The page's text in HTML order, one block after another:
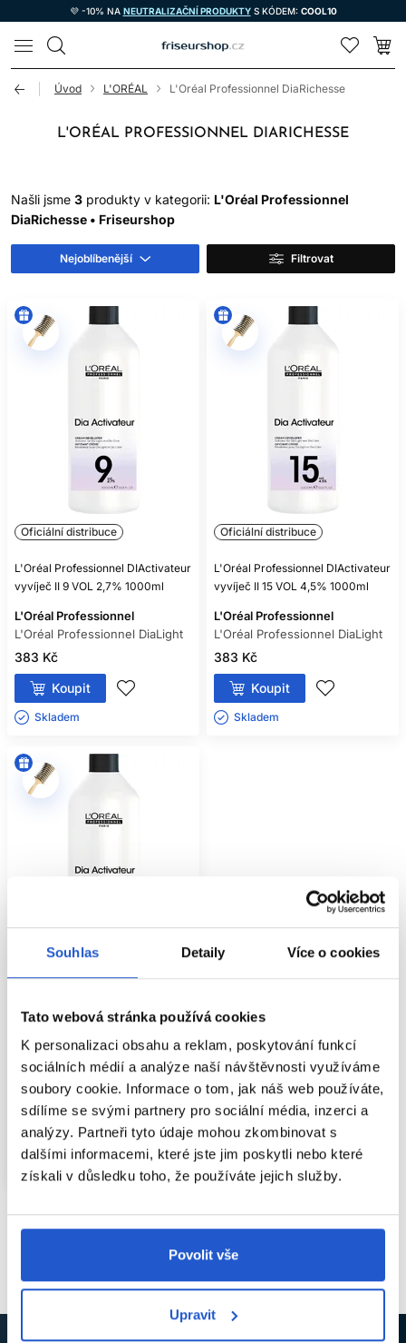
Souhlas Detaily Více o cookies
Tato webová stránka používá cookies
K personalizaci obsahu a reklam, poskytování funkcí
sociálních médií a analýze naší návštěvnosti využíváme
soubory cookie. Informace o tom, jak náš web používáte,
sdílíme se svými partnery pro sociální média, inzerci a
analýzy. Partneři tyto údaje mohou zkombinovat s
dalšími informacemi, které jste jim poskytli nebo které
získali v důsledku toho, že používáte jejich služby.
Povolit vše
Upravit
💜 -10% NA NEUTRALIZAČNÍ PRODUKTYS KÓDEM: COOL10
LOMAX
Úvod L'ORÉAL L'Oréal Professionnel DiaRichesse
L'ORÉAL PROFESSIONNEL DIARICHESSE
Našli jsme 3 produkty v kategorii: L'Oréal Professionnel
DiaRichesse • Friseurshop
Nejoblíbenější Filtrovat
Oficiální distribuce
L'Oréal Professionnel DIActivateur
vyvíječ II 9 VOL 2,7% 1000ml
L'Oréal Professionnel
L'Oréal Professionnel DiaLight
383 Kč
Koupit
Skladem ㅤ
Oficiální distribuce
L'Oréal Professionnel DIActivateur
vyvíječ II 15 VOL 4,5% 1000ml
L'Oréal Professionnel
L'Oréal Professionnel DiaLight
383 Kč
Koupit
Skladem ㅤ
Oficiální distribuce
L'Oréal Professionnel DIActivateur
L'Oréal Professionnel
L'Oréal Professionnel DiaLight
383 Kč
Koupit